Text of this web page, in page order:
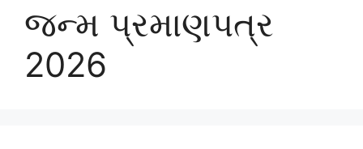
જન્મ પ્રમાણપત્ર
2026